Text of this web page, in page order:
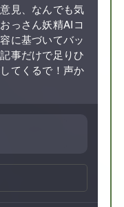
見、なんでも気
っさん妖精AIコ
に基づいてバッ
事だけで足りひ
てくるで！声か